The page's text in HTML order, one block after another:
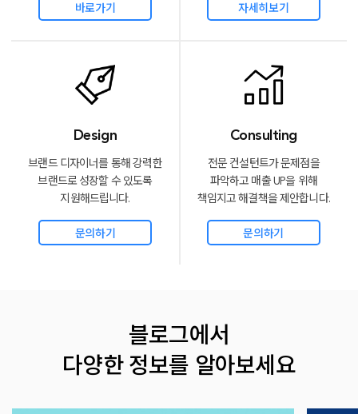
바로가기 자세히보기
Design
브랜드 디자이너를 통해 강력한
브랜드로 성장할 수 있도록
지원해드립니다.
문의하기
Consulting
전문 컨설턴트가 문제점을
파악하고 매출UP을 위해
책임지고 해결책을 제안합니다.
문의하기
블로그에서
다양한 정보를 알아보세요